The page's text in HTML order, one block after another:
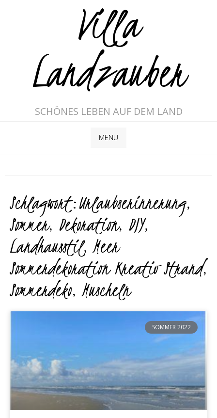
Villa
Landzauber
SCHÖNES LEBEN AUF DEM LAND
MENU
Schlagwort:Urlaubserinnerung,
Sommer, Dekoration, DIY,
Landhausstil, Meer
Sommerdekoration Kreativ Strand,
Sommerdeko, Muscheln
SOMMER 2022